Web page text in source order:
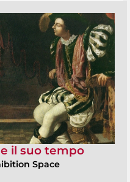
il suo tempo
Space